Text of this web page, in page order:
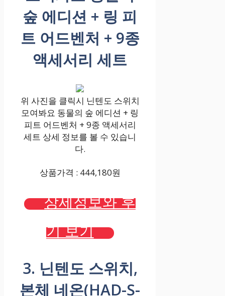
숲 에디션 + 링 피
트 어드벤처 + 9종
액세서리 세트
위 사진을 클릭시 닌텐도 스위치
모여봐요 동물의 숲 에디션 + 링
피트 어드벤처 + 9종 액세서리
세트 상세 정보를 볼 수 있습니
다.
상품가격 : 444,180원
상세정보와 후
기 보기
3. 닌텐도 스위치,
본체 네온(HAD-S-